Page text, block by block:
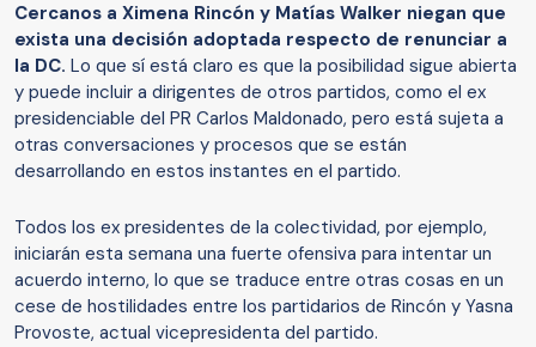
Cercanos a Ximena Rincón y Matías Walker niegan que
exista una decisión adoptada respecto de renunciar a
la DC. Lo que sí está claro es que la posibilidad sigue abierta
y puede incluir a dirigentes de otros partidos, como el ex
presidenciable del PR Carlos Maldonado, pero está sujeta a
otras conversaciones y procesos que se están
desarrollando en estos instantes en el partido.
Todos los ex presidentes de la colectividad, por ejemplo,
iniciarán esta semana una fuerte ofensiva para intentar un
acuerdo interno, lo que se traduce entre otras cosas en un
cese de hostilidades entre los partidarios de Rincón y Yasna
Provoste, actual vicepresidenta del partido.